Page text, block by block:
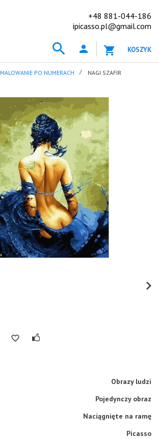
+48 881-044-186
ipicasso.pl@gmail.com
KOSZYK
MALOWANIE PO NUMERACH NAGI SZAFIR
Obrazy ludzi
Pojedynczy obraz
Naciągnięte na ramę
Picasso